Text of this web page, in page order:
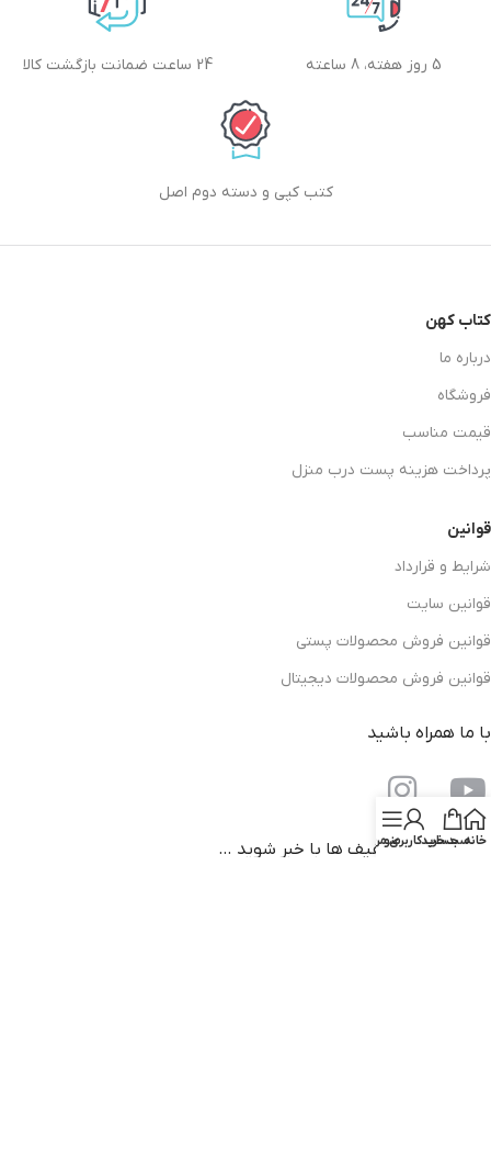
5 روز هفته، 8 ساعته 24 ساعت ضمانت بازگشت کالا
کتب کپی و دسته دوم اصل
کتاب کهن
درباره ما
فروشگاه
قیمت مناسب
پرداخت هزینه پست درب منزل
قوانین
شرایط و قرارداد
قوانین سایت
قوانین فروش محصولات پستی
قوانین فروش محصولات دیجیتال
با ما همراه باشید
از جدیدترین تخفیف ها با خبر شوید …
خانهسبد خرید
حساب کاربری من
منو